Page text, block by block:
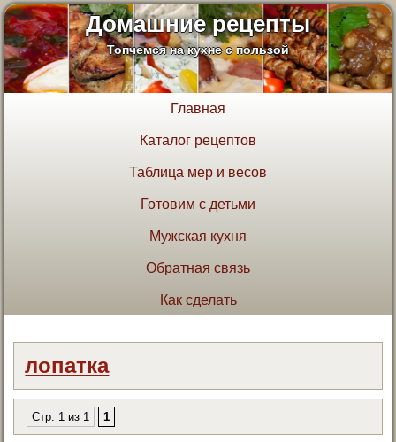
Домашние рецепты
Топчемся на кухне с пользой
Главная
Каталог рецептов
Таблица мер и весов
Готовим с детьми
Мужская кухня
Обратная связь
Как сделать
лопатка
Стр. 1 из 1 1